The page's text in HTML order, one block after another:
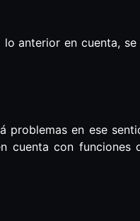
anterior en cuenta,
en ese
con funciones